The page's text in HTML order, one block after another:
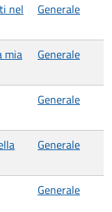
nel
Generale
mia
Generale
Generale
Generale
Generale